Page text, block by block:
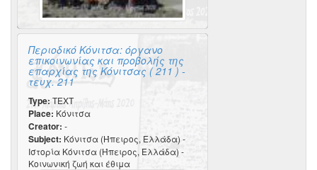
Περιοδικό Κόνιτσα: όργανο
επικοινωνίας και προβολής της
επαρχίας της Κόνιτσας ( 211 ) -
τευχ. 211
Type: TEXT
Place: Κόνιτσα
Creator: -
Subject: Κόνιτσα (Ήπειρος, Ελλάδα) -
Ιστορία Κόνιτσα (Ήπειρος, Ελλάδα) -
Κοινωνική ζωή και έθιμα